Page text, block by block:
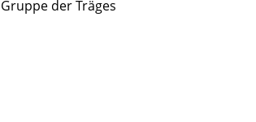
der Träges